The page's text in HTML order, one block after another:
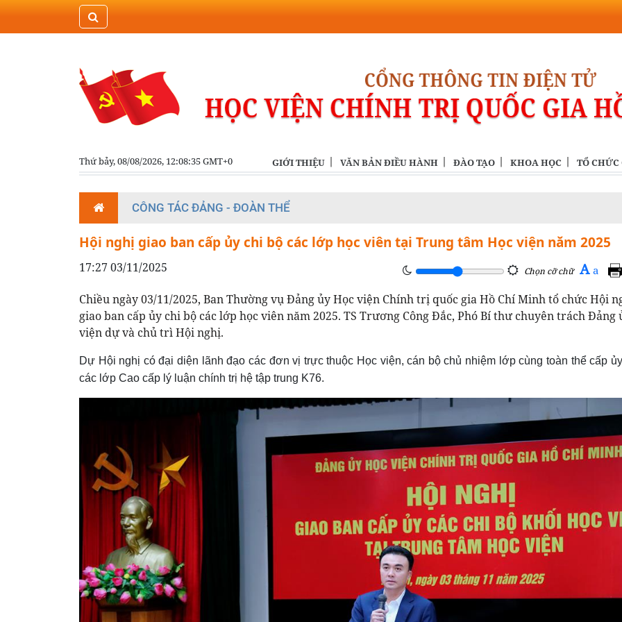
Thứ bảy, 08/08/2026, 12:08:35 GMT+0 GIỚI THIỆU VĂN BẢN ĐIỀU HÀNH ĐÀO TẠO KHOA HỌC TỔ CHỨC
CÔNG TÁC ĐẢNG - ĐOÀN THỂ
Hội nghị giao ban cấp ủy chi bộ các lớp học viên tại Trung tâm Học viện năm 2025
17:27 03/11/2025 Chọn cỡ chữ A a
Chiều ngày 03/11/2025, Ban Thường vụ Đảng ủy Học viện Chính trị quốc gia Hồ Chí Minh tổ chức Hội
giao ban cấp ủy chi bộ các lớp học viên năm 2025. TS Trương Công Đắc, Phó Bí thư chuyên trách Đảng
viện dự và chủ trì Hội nghị.
Dự Hội nghị có đại diện lãnh đạo các đơn vị trực thuộc Học viện, cán bộ chủ nhiệm lớp cùng toàn thể cấp
các lớp Cao cấp lý luận chính trị hệ tập trung K76.